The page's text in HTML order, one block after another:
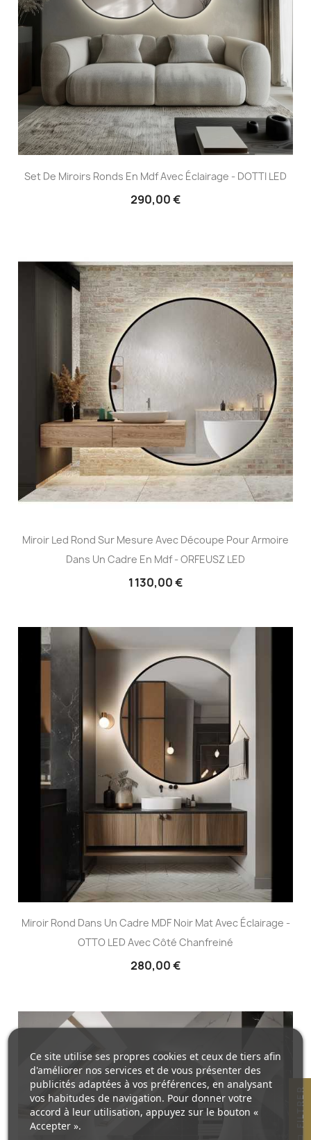
Set De Miroirs Ronds En Mdf Avec Éclairage - DOTTI LED
290,00 €
Miroir Led Rond Sur Mesure Avec Découpe Pour Armoire
Dans Un Cadre En Mdf - ORFEUSZ LED
1 130,00 €
Miroir Rond Dans Un Cadre MDF Noir Mat Avec Éclairage -
OTTO LED Avec Côté Chanfreiné
280,00 €
Ce site utilise ses propres cookies et ceux de tiers afin
d'améliorer nos services et de vous présenter des
publicités adaptées à vos préférences, en analysant
vos habitudes de navigation. Pour donner votre
accord à leur utilisation, appuyez sur le bouton «
Accepter ».
R